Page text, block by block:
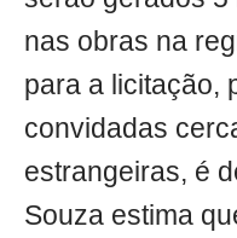
nas obras na
para a licitação,
convidadas
estrangeiras, é
Souza estima